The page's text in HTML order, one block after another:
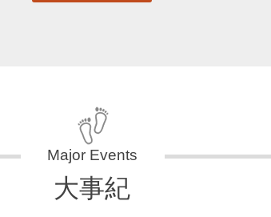
大事紀